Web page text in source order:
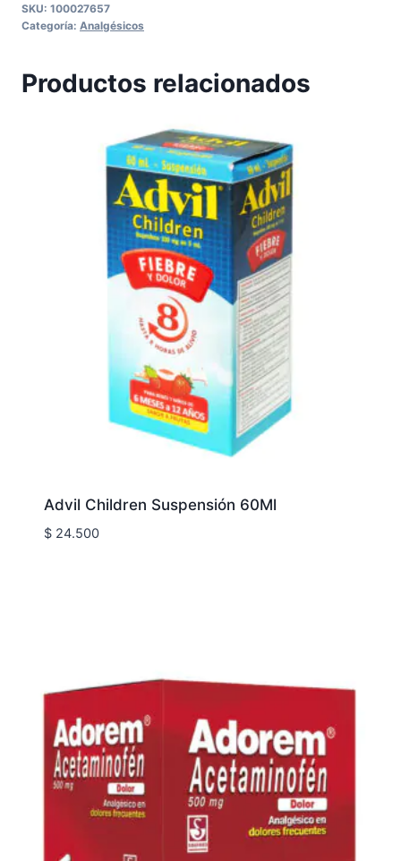
SKU: 100027657
Categoría: Analgésicos
Productos relacionados
Advil Children Suspensión 60Ml
$24.500